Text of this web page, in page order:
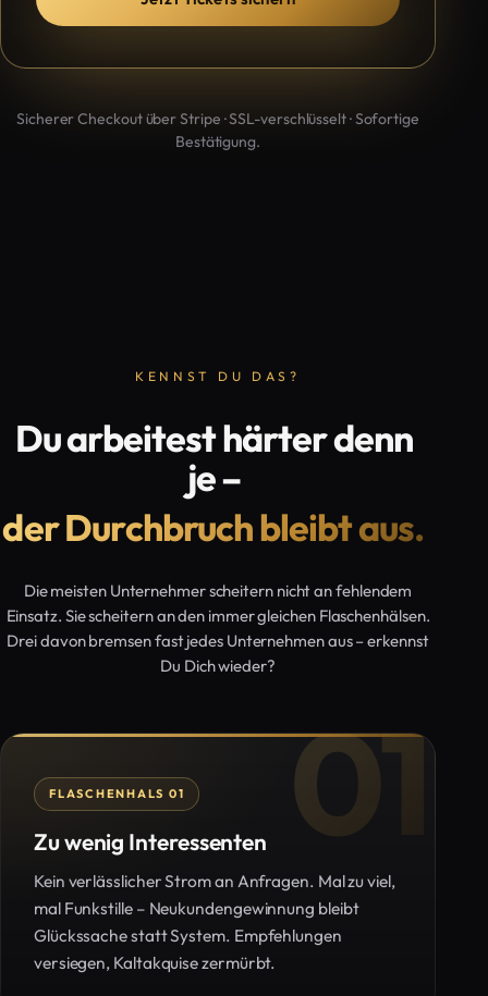
Sicherer Checkout über Stripe · SSL-verschlüsselt · Sofortige
Bestätigung.
KENNST DU DAS?
Du arbeitest härter denn
je –
der Durchbruch bleibt aus.
Die meisten Unternehmer scheitern nicht an fehlendem
Einsatz. Sie scheitern an den immer gleichen Flaschenhälsen.
Drei davon bremsen fast jedes Unternehmen aus – erkennst
Du Dich wieder?
01
FLASCHENHALS 01
Zu wenig Interessenten
Kein verlässlicher Strom an Anfragen. Mal zu viel,
mal Funkstille – Neukundengewinnung bleibt
Glückssache statt System. Empfehlungen
versiegen, Kaltakquise zermürbt.